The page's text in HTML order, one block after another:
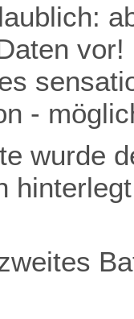
-
wurde